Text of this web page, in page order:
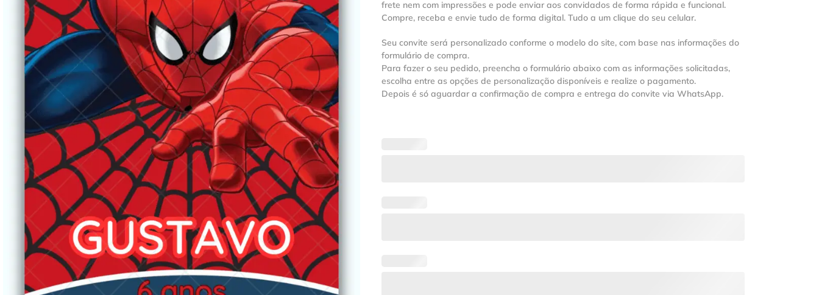
frete nem com impressões e pode enviar aos convidados de forma rápida e funcional.
Compre, receba e envie tudo de forma digital. Tudo a um clique do seu celular.
Seu convite será personalizado conforme o modelo do site, com base nas informações do
formulário de compra.
Para fazer o seu pedido, preencha o formulário abaixo com as informações solicitadas,
escolha entre as opções de personalização disponíveis e realize o pagamento.
Depois é só aguardar a confirmação de compra e entrega do convite via WhatsApp.